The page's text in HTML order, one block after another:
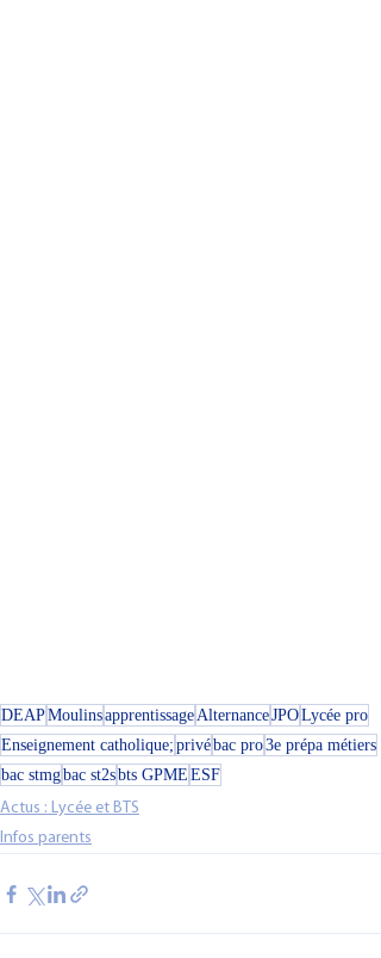
DEAPMoulinsapprentissageAlternanceJPOLycée pro
Enseignement catholique; privébac pro3e prépa métiers
bac stmgbac st2sbts GPME ESF
Actus : Lycée et BTS
Infos parents